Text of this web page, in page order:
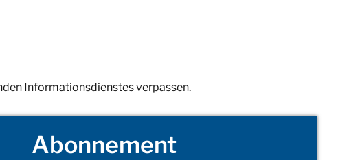
Informationsdienstes verpassen.
Abonnement